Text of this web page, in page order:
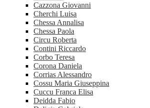
Cazzona Giovanni
Cherchi Luisa
Chessa Annalisa
Chessa Paola
Circu Roberta
Contini Riccardo
Corbo Teresa
Corona Daniela
Corrias Alessandro
Cossu Maria Giuseppina
Cuccu Franca Elisa
Deidda Fabio